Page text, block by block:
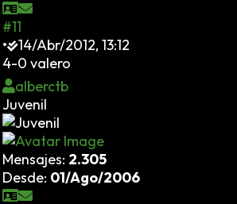
#11
•
14/Abr/2012, 13:12
4-0 valero
alberctb
Juvenil
Mensajes: 2.305
Desde: 01/Ago/2006